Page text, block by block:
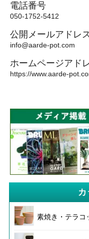
電話番号
050-1752-5412
公開メールアドレス
info@aarde-pot.com
ホームページアド
https://www.aarde-
カ
素焼き・テラコ